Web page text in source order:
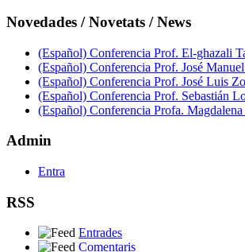
Novedades / Novetats / News
(Español) Conferencia Prof. El-ghazali
(Español) Conferencia Prof. José
(Español) Conferencia Prof. José Luis
(Español) Conferencia Prof. Sebastián
(Español) Conferencia Profa.
Admin
Entra
RSS
Entrades
Comentaris